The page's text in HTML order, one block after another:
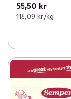
55,50 kr
118,09 kr /kg